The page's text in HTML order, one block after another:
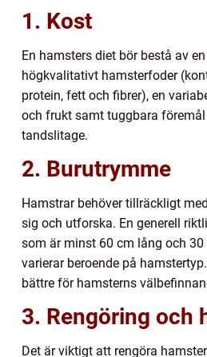
1. Kost
En hamsters diet bör bestå av
högkvalitativt hamsterfoder
protein, fett och fibrer), en
och frukt samt tuggbara
tandslitage.
2. Burutrymme
Hamstrar behöver tillräckligt
sig och utforska. En generell
som är minst 60 cm lång och 30
varierar beroende på
bättre för hamsterns
3. Rengöring och
Det är viktigt att rengöra